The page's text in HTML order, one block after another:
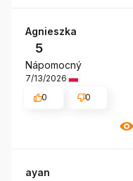
Agnieszka
5
Nápomocný
7/13/2026
0
0
ayan